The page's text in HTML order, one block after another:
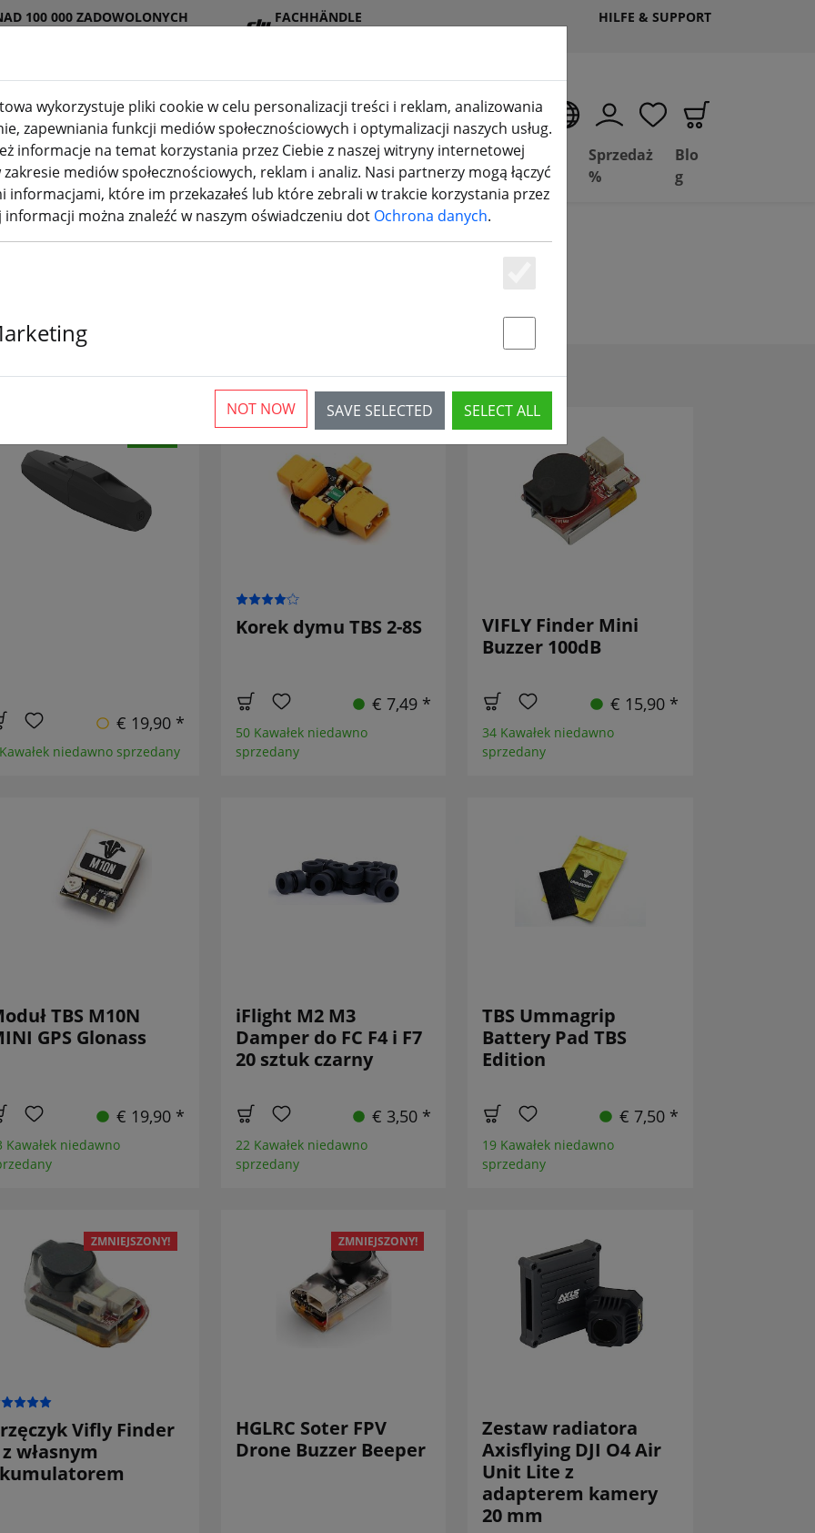
100 000 ZADOWOLONYCH
FACHHÄNDLE
HILFE & SUPPORT
PL
Bateri
e
Śmigł
o
Akcesori
a
drukowanie
3D
Deal
Depot
Basil
FPV
Sprzedaż
%
Blo
g
€ 19,90 *
niedawno sprzedany
Korek dymu TBS 2-8S
€ 7,49 *
50 Kawałek niedawno
sprzedany
VIFLY Finder Mini
Buzzer 100dB
€ 15,90 *
34 Kawałek niedawno
sprzedany
TBS M10N
GPS Glonass
€ 19,90 *
Kawałek niedawno
iFlight M2 M3
Damper do FC F4 i F7
20 sztuk czarny
€ 3,50 *
22 Kawałek niedawno
sprzedany
TBS Ummagrip
Battery Pad TBS
Edition
€ 7,50 *
19 Kawałek niedawno
sprzedany
ZMNIEJSZONY!
Vifly Finder
własnym
ZMNIEJSZONY!
HGLRC Soter FPV
Drone Buzzer Beeper
Zestaw radiatora
Axisflying DJI O4 Air
Unit Lite z
adapterem kamery
20 mm
wykorzystuje pliki cookie w celu personalizacji treści i reklam, analizowania
zapewniania funkcji mediów społecznościowych i optymalizacji naszych usług.
informacje na temat korzystania przez Ciebie z naszej witryny internetowej
mediów społecznościowych, reklam i analiz. Nasi partnerzy mogą łączyć
informacjami, które im przekazałeś lub które zebrali w trakcie korzystania przez
informacji można znaleźć w naszym oświadczeniu dot Ochrona danych.
SAVE SELECTED SELECT ALL
NOT NOW